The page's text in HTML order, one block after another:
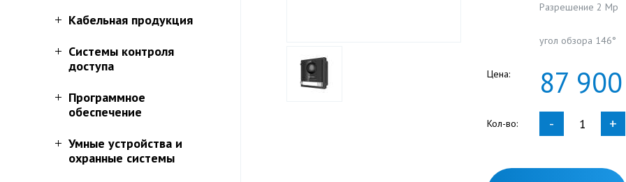
Кабельная продукция
Системы контроля
доступа
Программное
обеспечение
Умные устройства и
охранные системы
Разрешение 2 Мр
угол обзора 146°
Цена: 87 900
Кол-во: - +